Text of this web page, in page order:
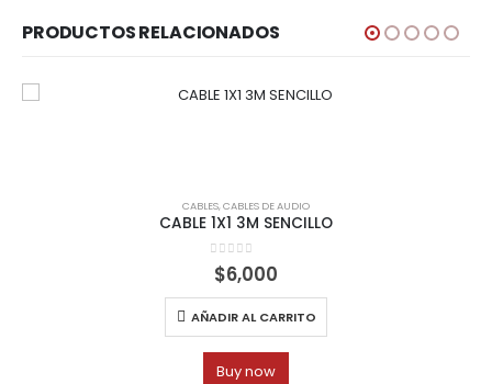
PRODUCTOS RELACIONADOS
CABLES,CABLES DE AUDIO
CABLE 1X1 3M SENCILLO
0out of 5
$6,000
AÑADIR AL CARRITO
Buy now